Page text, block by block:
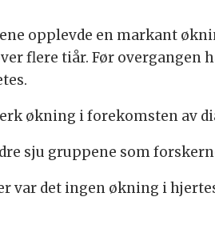
opplevde en markant
flere tiår. Før overgangen
økning i forekomsten av
sju gruppene som
var det ingen økning i